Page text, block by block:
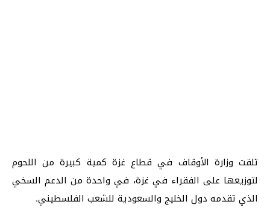
تلقت وزارة الأوقاف في قطاع غزة كمية كبيرة من اللحوم
لتوزيعها على الفقراء في غزة، في واحدة من الدعم السخي
الذي تقدمه دول الخليج والسعودية للشعب الفلسطيني.